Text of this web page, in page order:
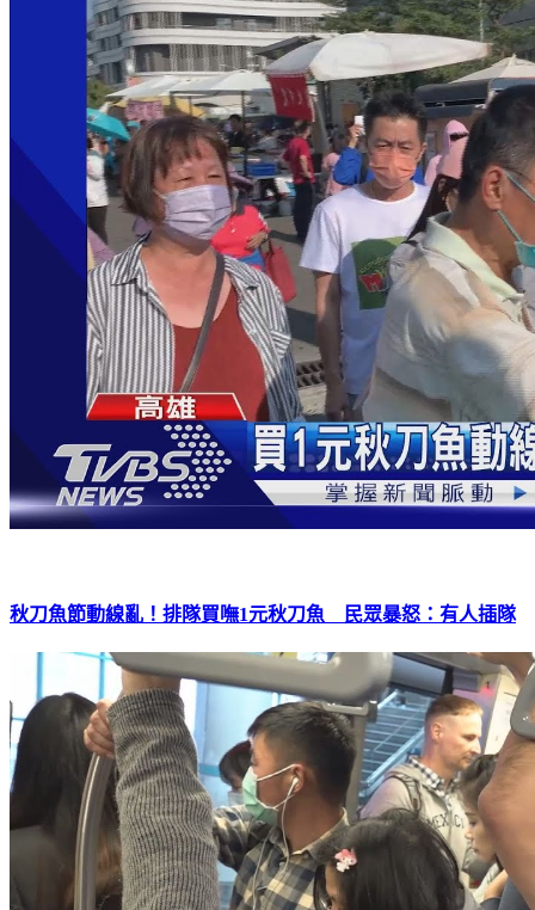
秋刀魚節動線亂！排隊買嘸1元秋刀魚 民眾暴怒：有人插隊